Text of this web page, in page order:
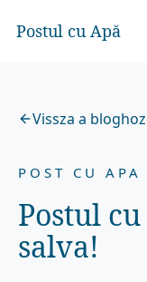
Postul cu Apă
Vissza a bloghoz
POST CU APA
Postul
salva!